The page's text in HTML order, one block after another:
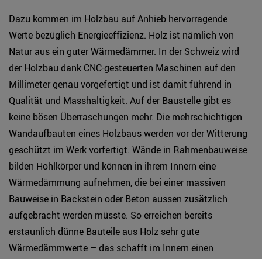
Dazu kommen im Holzbau auf Anhieb hervorragende
Werte bezüglich Energieeffizienz. Holz ist nämlich von
Natur aus ein guter Wärmedämmer. In der Schweiz wird
der Holzbau dank CNC-gesteuerten Maschinen auf den
Millimeter genau vorgefertigt und ist damit führend in
Qualität und Masshaltigkeit. Auf der Baustelle gibt es
keine bösen Überraschungen mehr. Die mehrschichtigen
Wandaufbauten eines Holzbaus werden vor der Witterung
geschützt im Werk vorfertigt. Wände in Rahmenbauweise
bilden Hohlkörper und können in ihrem Innern eine
Wärmedämmung aufnehmen, die bei einer massiven
Bauweise in Backstein oder Beton aussen zusätzlich
aufgebracht werden müsste. So erreichen bereits
erstaunlich dünne Bauteile aus Holz sehr gute
Wärmedämmwerte – das schafft im Innern einen